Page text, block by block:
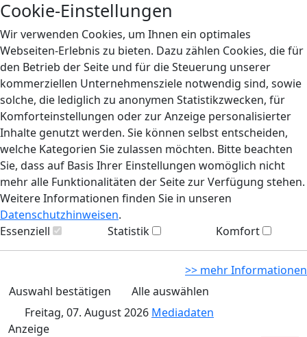
Cookie-Einstellungen
Wir verwenden Cookies, um Ihnen ein optimales
Webseiten-Erlebnis zu bieten. Dazu zählen Cookies, die für
den Betrieb der Seite und für die Steuerung unserer
kommerziellen Unternehmensziele notwendig sind, sowie
solche, die lediglich zu anonymen Statistikzwecken, für
Komforteinstellungen oder zur Anzeige personalisierter
Inhalte genutzt werden. Sie können selbst entscheiden,
welche Kategorien Sie zulassen möchten. Bitte beachten
Sie, dass auf Basis Ihrer Einstellungen womöglich nicht
mehr alle Funktionalitäten der Seite zur Verfügung stehen.
Weitere Informationen finden Sie in unseren
Datenschutzhinweisen.
Essenziell
Statistik Komfort
>> mehr Informationen
Auswahl bestätigen
Alle auswählen
Freitag, 07. August 2026 Mediadaten
Anzeige